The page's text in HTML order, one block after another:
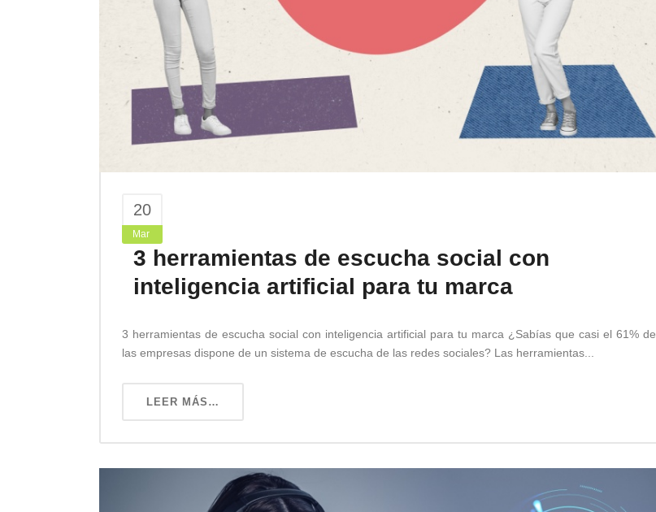
20
Mar
3 herramientas de escucha social con
inteligencia artificial para tu marca
3 herramientas de escucha social con inteligencia artificial para tu marca ¿Sabías que casi el 61% de
las empresas dispone de un sistema de escucha de las redes sociales? Las herramientas...
LEER MÁS…